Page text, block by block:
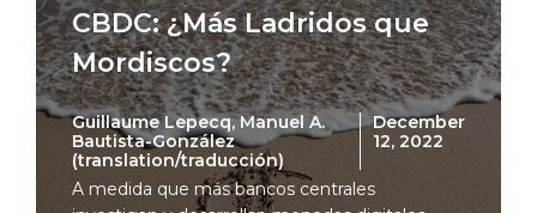
CBDC: ¿Más Ladridos que
Mordiscos?
Guillaume Lepecq, Manuel A.
Bautista-González
(translation/traducción)
December
12, 2022
A medida que más bancos centrales